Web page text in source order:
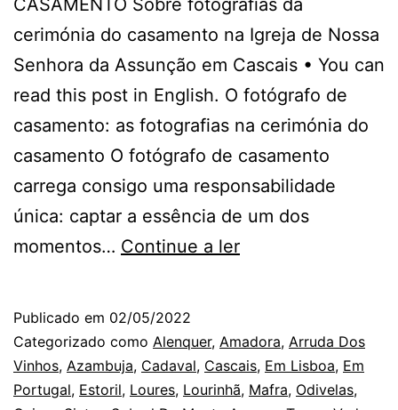
cerimónia do casamento na Igreja de Nossa
Senhora da Assunção em Cascais • You can
read this post in English. O fotógrafo de
casamento: as fotografias na cerimónia do
casamento O fotógrafo de casamento
carrega consigo uma responsabilidade
única: captar a essência de um dos
momentos… Continue a lerO
Casamento
em
Cascais:
Publicado em 02/05/2022
Categorizado como Alenquer, Amadora, Arruda Dos
Vinhos, Azambuja, Cadaval, Cascais, Em Lisboa, Em
Portugal, Estoril, Loures, Lourinhã, Mafra, Odivelas,